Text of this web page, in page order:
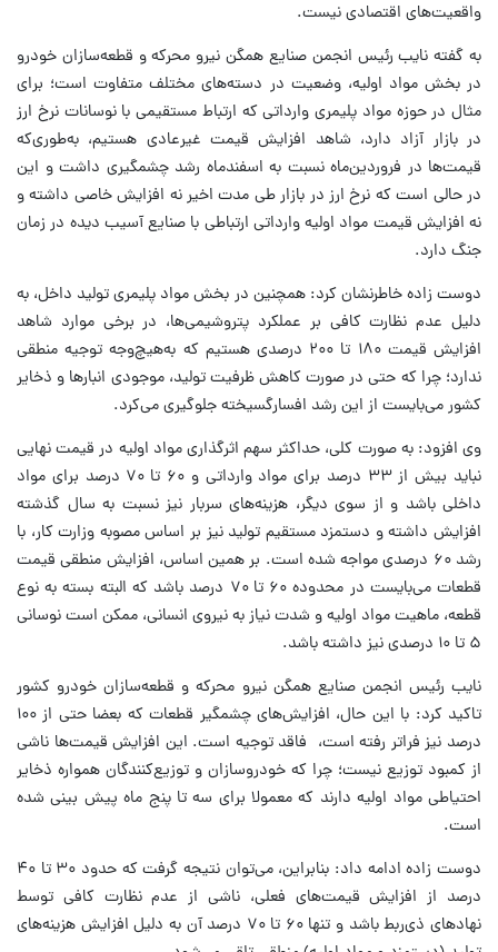
واقعیت‌های اقتصادی نیست.
به گفته نایب رئیس انجمن صنایع همگن نیرو محرکه و قطعه‌سازان خودرو
در بخش مواد اولیه، وضعیت در دسته‌های مختلف متفاوت است؛ برای
مثال در حوزه مواد پلیمری وارداتی که ارتباط مستقیمی با نوسانات نرخ ارز
در بازار آزاد دارد، شاهد افزایش قیمت غیرعادی هستیم، به‌طوری‌که
قیمت‌ها در فروردین‌ماه نسبت به اسفندماه رشد چشمگیری داشت و این
در حالی است که نرخ ارز در بازار طی مدت اخیر نه افزایش خاصی داشته و
نه افزایش قیمت مواد اولیه وارداتی ارتباطی با صنایع آسیب دیده در زمان
جنگ دارد.
دوست زاده خاطرنشان کرد: همچنین در بخش مواد پلیمری تولید داخل، به
دلیل عدم نظارت کافی بر عملکرد پتروشیمی‌ها، در برخی موارد شاهد
افزایش قیمت ۱۸۰ تا ۲۰۰ درصدی هستیم که به‌هیچ‌وجه توجیه منطقی
ندارد؛ چرا که حتی در صورت کاهش ظرفیت تولید، موجودی انبارها و ذخایر
کشور می‌بایست از این رشد افسارگسیخته جلوگیری می‌کرد.
وی افزود: به صورت کلی، حداکثر سهم اثرگذاری مواد اولیه در قیمت نهایی
نباید بیش از ۳۳ درصد برای مواد وارداتی و ۶۰ تا ۷۰ درصد برای مواد
داخلی باشد و از سوی دیگر، هزینه‌های سربار نیز نسبت به سال گذشته
افزایش داشته و دستمزد مستقیم تولید نیز بر اساس مصوبه وزارت کار، با
رشد ۶۰ درصدی مواجه شده است. بر همین اساس، افزایش منطقی قیمت
قطعات می‌بایست در محدوده ۶۰ تا ۷۰ درصد باشد که البته بسته به نوع
قطعه، ماهیت مواد اولیه و شدت نیاز به نیروی انسانی، ممکن است نوسانی
۵ تا ۱۰ درصدی نیز داشته باشد.
نایب رئیس انجمن صنایع همگن نیرو محرکه و قطعه‌سازان خودرو کشور
تاکید کرد: با این حال، افزایش‌های چشمگیر قطعات که بعضا حتی از ۱۰۰
درصد نیز فراتر رفته است، ‌ فاقد توجیه است. این افزایش قیمت‌ها ناشی
از کمبود توزیع نیست؛ چرا که خودروسازان و توزیع‌کنندگان همواره ذخایر
احتیاطی مواد اولیه دارند که معمولا برای سه تا پنج ماه پیش بینی شده
است.
دوست زاده ادامه داد: بنابراین، می‌توان نتیجه گرفت که حدود ۳۰ تا ۴۰
درصد از افزایش قیمت‌های فعلی، ناشی از عدم نظارت کافی توسط
نهادهای ذی‌ربط باشد و تنها ۶۰ تا ۷۰ درصد آن به دلیل افزایش هزینه‌های